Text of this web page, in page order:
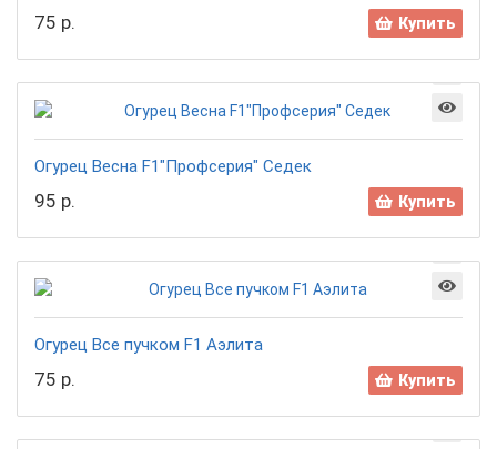
75 р. Купить
Огурец Весна F1"Профсерия" Седек
95 р. Купить
Огурец Все пучком F1 Аэлита
75 р. Купить